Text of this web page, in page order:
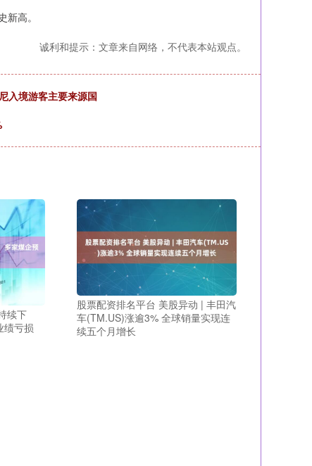
高。
诚利和提示：文章来自网络，不代表本站观点。
入境游客主要来源国
续下
绩亏损
股票配资排名平台 美股异动 | 丰田汽
车(TM.US)涨逾3% 全球销量实现连
续五个月增长